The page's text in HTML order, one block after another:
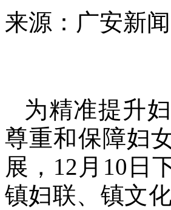
来源：广安新
为精准提升
尊重和保障妇
展，12月10日
镇妇联、镇文